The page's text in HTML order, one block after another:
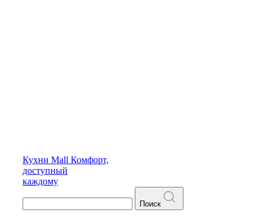
Кухни Mall Комфорт,
доступный
каждому
Поиск